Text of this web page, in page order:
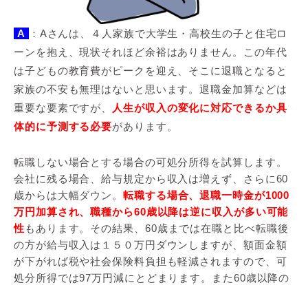
A
：Aさんは、４人家族で大学生・高校生の子と住宅ロ
ーンを抱え、現状それほど余裕はありません。この年代
は子どもの教育費がピークを迎え、そこに退職となると
家族の不安も無理はないと思います。退職金加算などは
重要な要素ですが、
人生が収入の変化に対応できるか具
体的に予測する必要があります。
転職しない場合とする場合の可処分所得を試算します。
会社に残る場合、給与規定から収入は増えず、さらに60
歳からは大幅ダウン。 転職する場合、退職一時金が1000
万円加算され、職種から60歳以降は逆に収入が多い可能
性 もあります。その結果、60歳までは在職と比べ転職後
の方が給与収入は１５０万円ダウンしますが、額面金額
が下がれば税や社会保険料負担も軽減されますので、可
処分所得では97万円減にとどまります。また60歳以降の